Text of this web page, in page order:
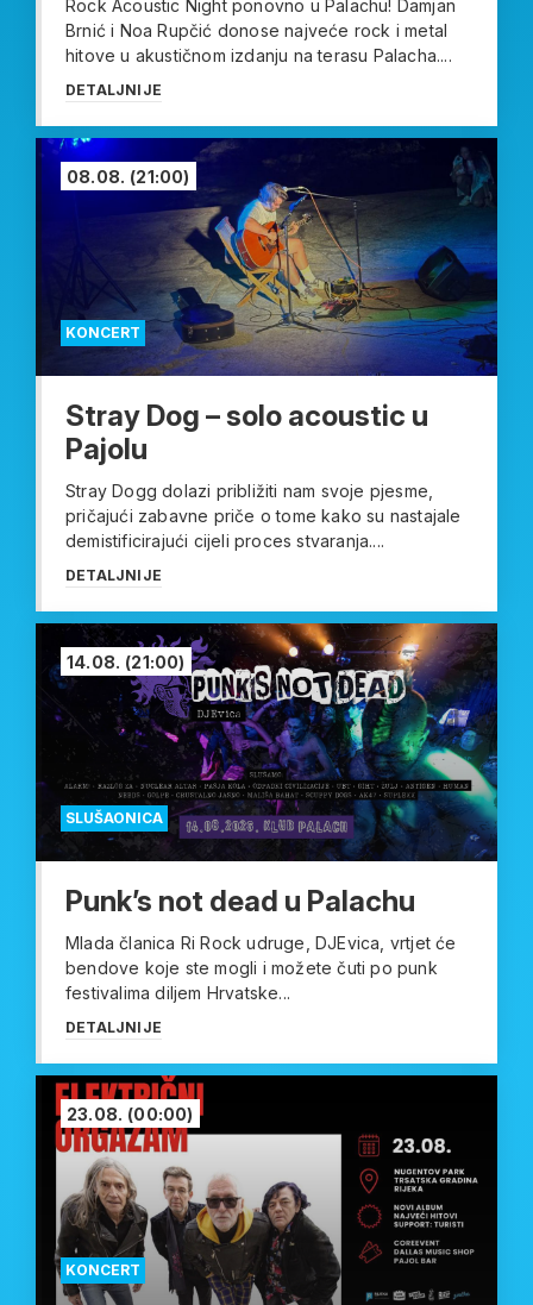
Rock Acoustic Night ponovno u Palachu! Damjan
Brnić i Noa Rupčić donose najveće rock i metal
hitove u akustičnom izdanju na terasu Palacha....
DETALJNIJE
KONCERT
08.08. (21:00)
Stray Dog – solo acoustic u
Pajolu
Stray Dogg dolazi približiti nam svoje pjesme,
pričajući zabavne priče o tome kako su nastajale
demistificirajući cijeli proces stvaranja....
DETALJNIJE
SLUŠAONICA
14.08. (21:00)
Punk’s not dead u Palachu
Mlada članica Ri Rock udruge, DJEvica, vrtjet će
bendove koje ste mogli i možete čuti po punk
festivalima diljem Hrvatske...
DETALJNIJE
KONCERT
23.08. (00:00)